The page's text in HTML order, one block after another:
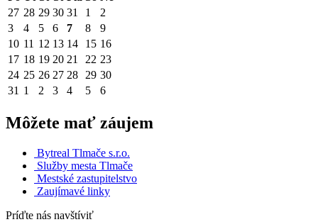
27 28 29 30 31 1
2
3
4 5 6 7 8
9
10 11 12 13 14 15 16
17 18 19 20 21 22 23
24 25 26 27 28 29 30
31 1 2 3 4 5 6
Môžete mať záujem
Bytreal Tlmače s.r.o.
Služby mesta Tlmače
Mestské zastupitelstvo
Zaujímavé linky
Príďte nás navštíviť